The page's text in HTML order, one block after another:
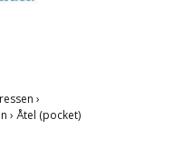
›
› Åtel (pocket)